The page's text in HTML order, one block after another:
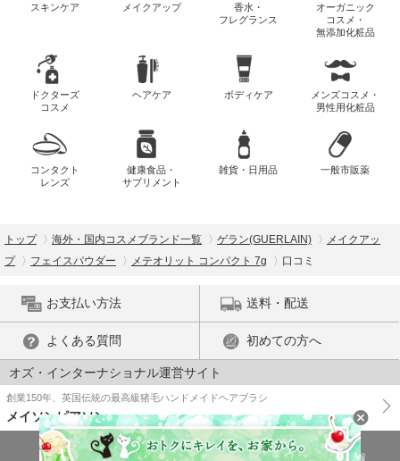
スキンケア メイクアップ
香水・
フレグランス
オーガニック
コスメ・
無添加化粧品
ドクターズ
コスメ
ヘアケア ボディケア
メンズコスメ・
男性用化粧品
コンタクト
レンズ
健康食品・
サプリメント
雑貨・日用品 一般市販薬
トップ 海外・国内コスメブランド一覧 ゲラン(GUERLAIN)
メイクアッ
プ
フェイスパウダー メテオリット コンパクト 7g 口コミ
お支払い方法 送料・配送
よくある質問 初めての方へ
オズ・インターナショナル運営サイト
創業150年、英国伝統の最高級猪毛ハンドメイドヘアブラシ
メイソンピアソン
特商法に基づく表示 プライバシーポリシー 医薬品販売許可証の情報